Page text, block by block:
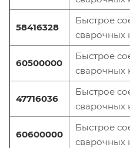
58416328
Быстрое
сварочных
60500000
Быстрое
сварочных
47716036
Быстрое
сварочных
60600000
Быстрое
сварочных